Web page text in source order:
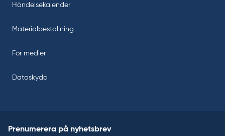
Händelsekalender
Materialbeställning
För medier
Dataskydd
Prenumerera på nyhetsbrev